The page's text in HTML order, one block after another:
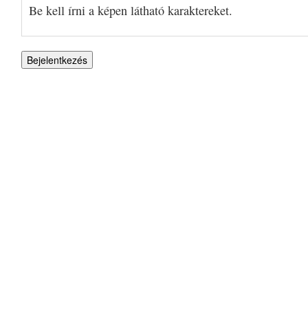
Be kell írni a képen látható karaktereket.